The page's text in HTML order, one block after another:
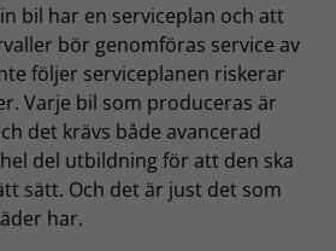
bil har en serviceplan och att
bör genomföras service av
följer serviceplanen riskerar
Varje bil som produceras är
det krävs både avancerad
del utbildning för att den ska
sätt. Och det är just det som
har.